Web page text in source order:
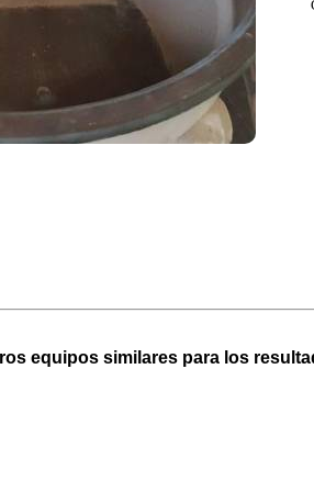
equipos similares para los